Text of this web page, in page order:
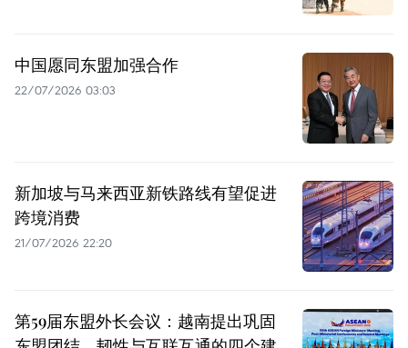
中国愿同东盟加强合作
22/07/2026 03:03
新加坡与马来西亚新铁路线有望促进
跨境消费
21/07/2026 22:20
第59届东盟外长会议：越南提出巩固